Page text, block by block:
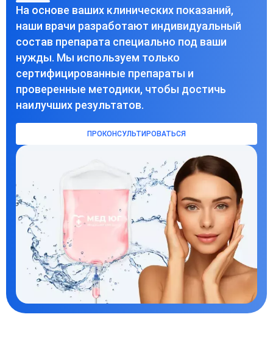
На основе ваших клинических показаний,
наши врачи разработают индивидуальный
состав препарата специально под ваши
нужды. Мы используем только
сертифицированные препараты и
проверенные методики, чтобы достичь
наилучших результатов.
ПРОКОНСУЛЬТИРОВАТЬСЯ